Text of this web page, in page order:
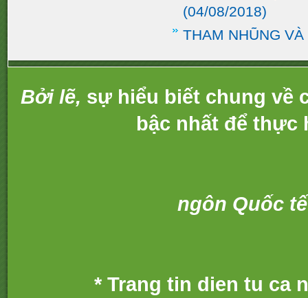
(04/08/2018)
THAM NHŨNG
Bởi lẽ, sự hiểu biết chung về
bậc nhất để thực
ngôn Quốc
* Trang tin dien tu ca